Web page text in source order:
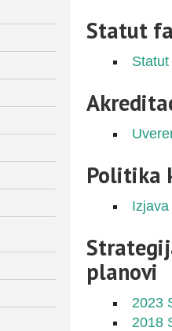
Statut
Politika
planovi
2023
2018